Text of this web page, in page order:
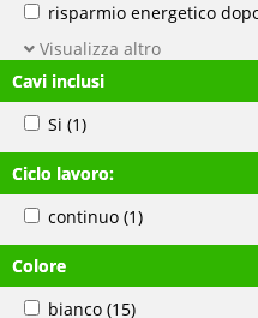
risparmio energetico
Visualizza altro
Cavi inclusi
Si (1)
Ciclo lavoro:
continuo (1)
Colore
bianco (15)